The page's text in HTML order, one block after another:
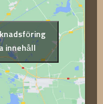
innehåll